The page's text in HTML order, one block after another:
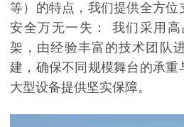
等）的特点，我们提供全方位
安全万无一失： 我们采用
架，由经验丰富的技术团队
建，确保不同规模舞台的承重
大型设备提供坚实保障。